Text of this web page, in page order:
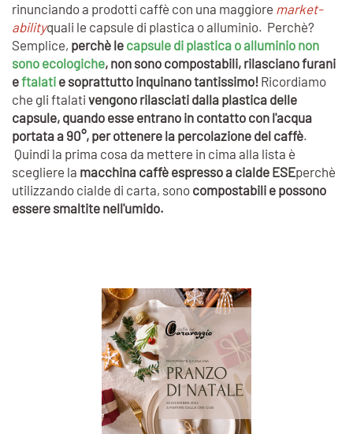
rinunciando a prodotti caffè con una maggiore market-
abilityquali le capsule di plastica o alluminio. Perchè?
Semplice, perchè le capsule di plastica o alluminio non
sono ecologiche, non sono compostabili, rilasciano furani
eftalati e soprattutto inquinano tantissimo! Ricordiamo
che gli ftalati vengono rilasciati dalla plastica delle
capsule, quando esse entrano in contatto con l'acqua
portata a 90°, per ottenere la percolazione del caffè.
Quindi la prima cosa da mettere in cima alla lista è
scegliere la macchina caffè espresso a cialde ESEperchè
utilizzando cialde di carta, sono compostabili e possono
essere smaltite nell'umido.